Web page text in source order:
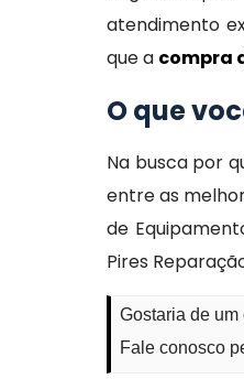
atendimento
que a compra
O que
Na busca por
entre as
de
Pires
Gostaria de
Fale conosco